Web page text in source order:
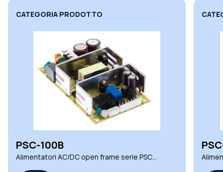
CATEGORIA PRODOTTO
PSC-100B
Alimentatori AC/DC open frame serie PSC